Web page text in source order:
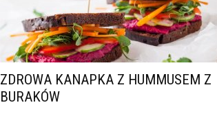
ZDROWA KANAPKA Z HUMMUSEM Z
BURAKÓW